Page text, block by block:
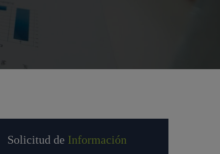
Solicitud de Información